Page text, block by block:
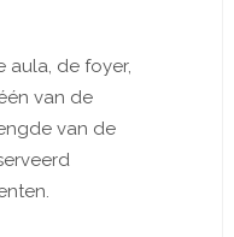
aula, de foyer,
van de
van de